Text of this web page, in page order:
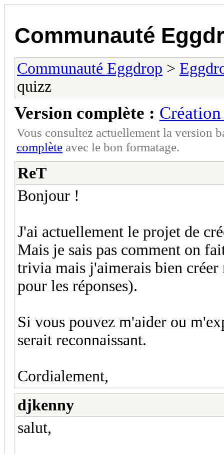
Communauté
Communauté Eggdrop >
quizz
Version complète :
Vous consultez actuellement la version
complète avec le bon formatage.
ReT
Bonjour !
J'ai actuellement le projet de
Mais je sais pas comment on
trivia mais j'aimerais bien créer
pour les réponses).
Si vous pouvez m'aider ou
serait reconnaissant.
Cordialement,
djkenny
salut,